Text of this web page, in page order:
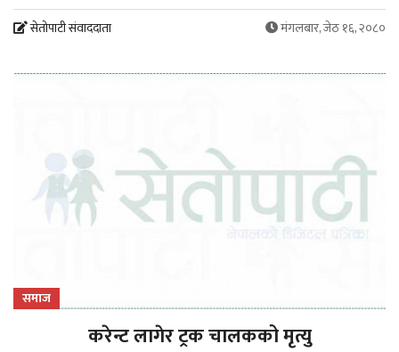
सेतोपाटी संवाददाता मंगलबार, जेठ १६, २०८०
समाज
करेन्ट लागेर ट्रक चालकको मृत्यु